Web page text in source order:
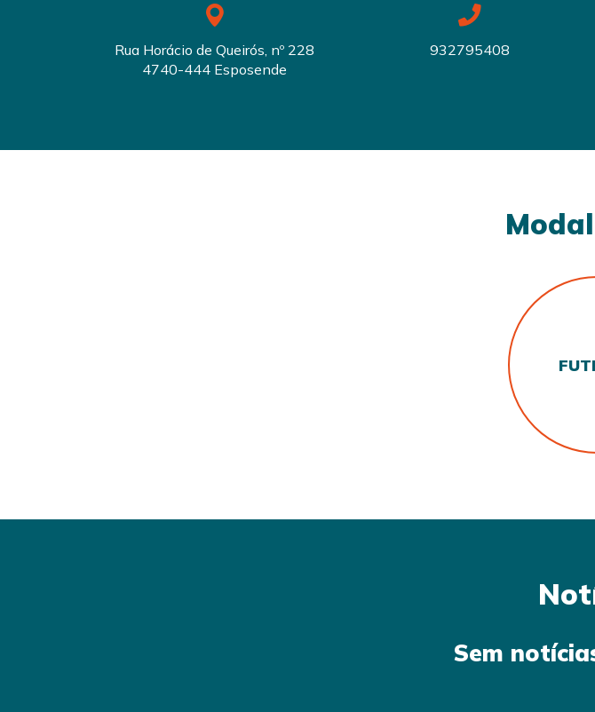
Rua Horácio de Queirós, nº 228
4740-444 Esposende
932795408
Sem